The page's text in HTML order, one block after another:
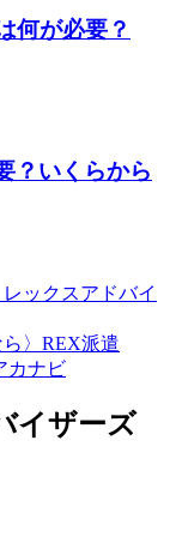
何が必要？
？いくらから
イザーズ